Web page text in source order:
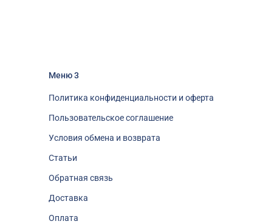
Меню 3
Политика конфиденциальности и оферта
Пользовательское соглашение
Условия обмена и возврата
Статьи
Обратная связь
Доставка
Оплата